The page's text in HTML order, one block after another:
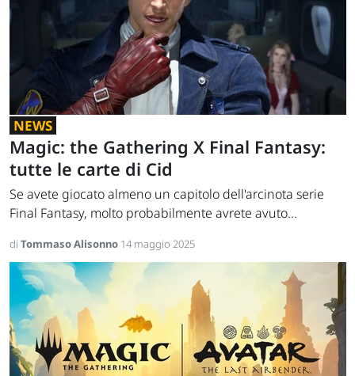
NEWS
Magic: the Gathering X Final Fantasy:
tutte le carte di Cid
Se avete giocato almeno un capitolo dell'arcinota serie
Final Fantasy, molto probabilmente avrete avuto...
di Tommaso Alisonno 14 maggio 2025